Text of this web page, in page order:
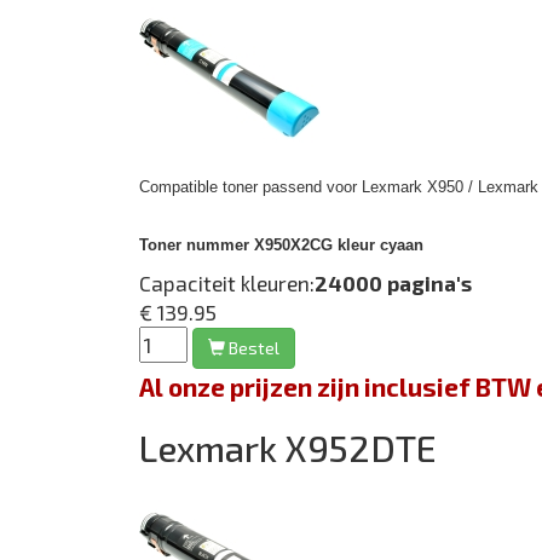
Compatible toner passend voor Lexmark X950 /
Toner nummer X950X2CG kleur cyaan
Capaciteit kleuren:24000 pagina's
€ 139.95
Bestel
Al onze prijzen zijn inclusief
Lexmark X952DTE